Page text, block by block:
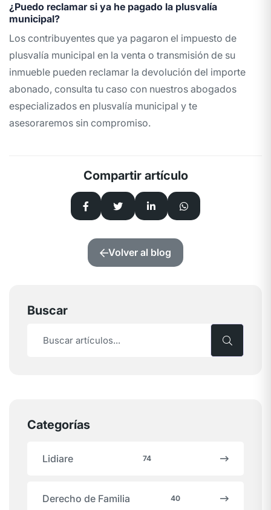
¿Puedo reclamar si ya he pagado la plusvalía
municipal?
Los contribuyentes que ya pagaron el impuesto de
plusvalía municipal en la venta o transmisión de su
inmueble pueden reclamar la devolución del importe
abonado, consulta tu caso con nuestros abogados
especializados en plusvalía municipal y te
asesoraremos sin compromiso.
Compartir artículo
Volver al blog
Buscar
Categorías
Lidiare 74
Derecho de Familia 40